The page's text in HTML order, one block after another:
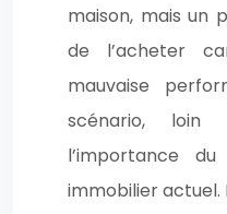
maison, mais un
de l’acheter
mauvaise
scénario, loin
l’importance
immobilier actuel.